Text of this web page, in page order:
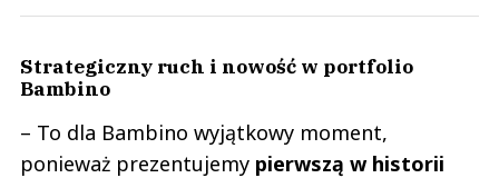
Strategiczny ruch i nowość w portfolio
Bambino
– To dla Bambino wyjątkowy moment,
ponieważ prezentujemy pierwszą w historii